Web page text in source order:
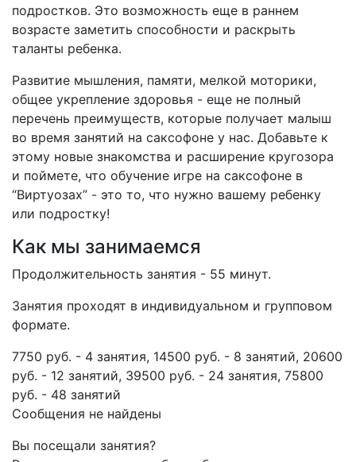
подростков. Это возможность еще в раннем
возрасте заметить способности и раскрыть
таланты ребенка.
Развитие мышления, памяти, мелкой моторики,
общее укрепление здоровья - еще не полный
перечень преимуществ, которые получает малыш
во время занятий на саксофоне у нас. Добавьте к
этому новые знакомства и расширение кругозора
и поймете, что обучение игре на саксофоне в
“Виртуозах” - это то, что нужно вашему ребенку
или подростку!
Как мы занимаемся
Продолжительность занятия - 55 минут.
Занятия проходят в индивидуальном и групповом
формате.
7750 руб. - 4 занятия, 14500 руб. - 8 занятий, 20600
руб. - 12 занятий, 39500 руб. - 24 занятия, 75800
руб. - 48 занятий
Сообщения не найдены
Вы посещали занятия?